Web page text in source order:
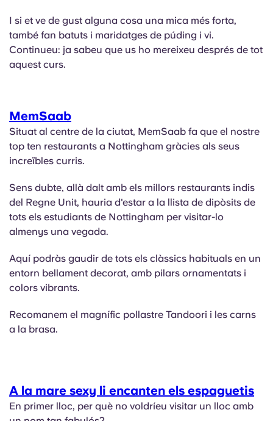
I si et ve de gust alguna cosa una mica més forta,
també fan batuts i maridatges de púding i vi.
Continueu: ja sabeu que us ho mereixeu després de tot
aquest curs.
MemSaab
Situat al centre de la ciutat, MemSaab fa que el nostre
top ten restaurants a Nottingham gràcies als seus
increïbles curris.
Sens dubte, allà dalt amb els millors restaurants indis
del Regne Unit, hauria d'estar a la llista de dipòsits de
tots els estudiants de Nottingham per visitar-lo
almenys una vegada.
Aquí podràs gaudir de tots els clàssics habituals en un
entorn bellament decorat, amb pilars ornamentats i
colors vibrants.
Recomanem el magnífic pollastre Tandoori i les carns
a la brasa.
A la mare sexy li encanten els espaguetis
En primer lloc, per què no voldríeu visitar un lloc amb